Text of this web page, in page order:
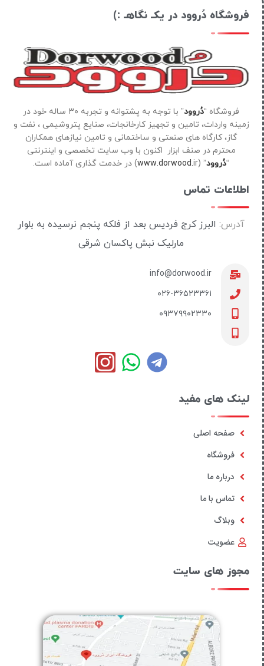
فروشگاه دُروود در یکـ نگاهـ :)
فروشگاه “دُروود
” با توجه به پشتوانه و تجربه ۳۰ ساله خود در
زمینه واردات، تامین و تجهیز کارخانجات، صنایع پتروشیمی ، نفت و
گاز، کارگاه های صنعتی و ساختمانی و تامین نیازهای همکاران
محترم در صنف ابزار اکنون با وب سایت تخصصی و اینترنتی
“دُروود” (
www.dorwood.ir) در خدمت گذاری آماده است.
اطلاعات تماس
آدرس: البرز کرج فردیس بعد از فلکه پنجم نرسیده به بلوار
مارلیک نبش پاکسان شرقی
info@dorwood.ir
۰۲۶-۳۶۵۲۳۳۶۱
۰۹۳۷۹۹۰۲۳۳۰
لینک های مفید
صفحه اصلی
فروشگاه
درباره ما
تماس با ما
وبلاگ
عضویت
مجوز های سایت